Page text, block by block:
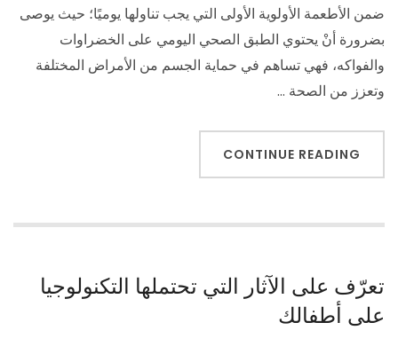
ضمن الأطعمة الأولوية الأولى التي يجب تناولها يوميًا؛ حيث يوصى
بضرورة أنْ يحتوي الطبق الصحي اليومي على الخضراوات
والفواكه، فهي تساهم في حماية الجسم من الأمراض المختلفة
وتعزز من الصحة …
CONTINUE READING
تعرّف على الآثار التي تحتملها التكنولوجيا
على أطفالك